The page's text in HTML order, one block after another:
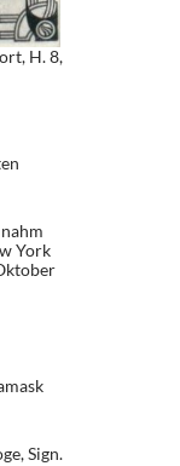
H. 8,
York
Sign.